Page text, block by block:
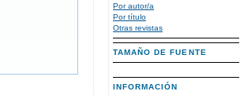
Por autor/a
Por título
Otras revistas
TAMAÑO DE FUENTE
INFORMACIÓN